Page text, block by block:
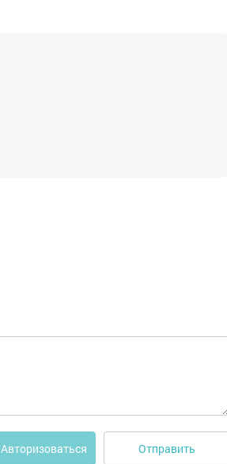
Авторизоваться Отправить